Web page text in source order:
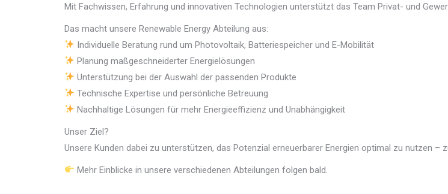
Mit Fachwissen, Erfahrung und innovativen Technologien unterstützt das Team Privat- und
Das macht unsere Renewable Energy Abteilung aus:
Individuelle Beratung rund um Photovoltaik, Batteriespeicher und E-Mobilität
Planung maßgeschneiderter Energielösungen
Unterstützung bei der Auswahl der passenden Produkte
Technische Expertise und persönliche Betreuung
Nachhaltige Lösungen für mehr Energieeffizienz und Unabhängigkeit
Unser Ziel?
Unsere Kunden dabei zu unterstützen, das Potenzial erneuerbarer Energien optimal zu nutzen –
Mehr Einblicke in unsere verschiedenen Abteilungen folgen bald.